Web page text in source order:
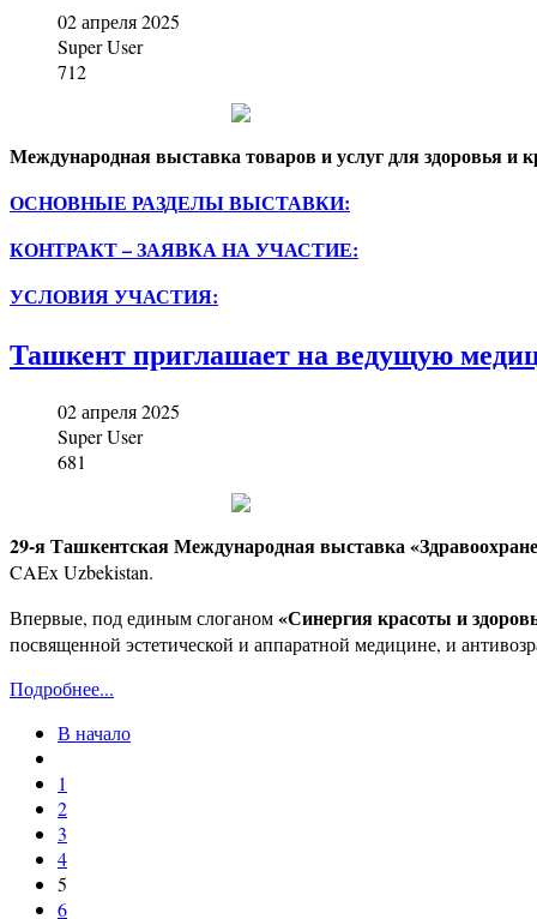
02 апреля 2025
Super User
712
Международная выставка товаров и услуг для здоровья
ОСНОВНЫЕ РАЗДЕЛЫ ВЫСТАВКИ:
КОНТРАКТ – ЗАЯВКА НА УЧАСТИЕ:
УСЛОВИЯ УЧАСТИЯ:
Ташкент приглашает на ведущую
02 апреля 2025
Super User
681
29-я Ташкентская Международная выставка
CAEx Uzbekistan.
Впервые, под единым слоганом«Синергия красоты и
посвященной эстетической и аппаратной медицине, и
Подробнее...
В начало
1
2
3
4
5
6